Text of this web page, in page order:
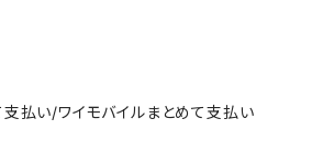
支払い/ワイモバイルまとめて支払い